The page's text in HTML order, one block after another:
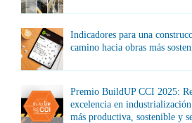
Indicadores para una
camino hacia obras más
Premio BuildUP CCI 2025:
excelencia en
más productiva, sostenible y